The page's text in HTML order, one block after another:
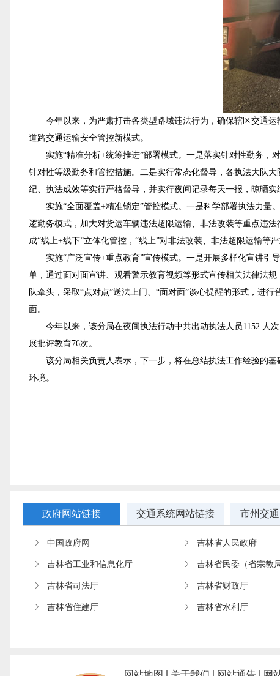
今年以来，为严肃打击各类型路域违法行为，确保辖区交通运
道路交通运输安全管控新模式。
实施“精准分析+统筹推进”部署模式。一是落实针对性勤务，
针对性等级勤务和管控措施。二是实行常态化督导，各执法大队
纪、执法成效等实行严格督导，并实行夜间记录每天一报，晾晒实
实施“全面覆盖+精准锁定”管控模式。一是科学部署执法力量
逻勤务模式，加大对货运车辆违法超限运输、非法改装等重点违
成“线上+线下”立体化管控，“线上”对非法改装、非法超限运输等
实施“广泛宣传+重点教育”宣传模式。一是开展多样化宣讲引
单，通过面对面宣讲、观看警示教育视频等形式宣传相关法律法
队牵头，采取“点对点”送法上门、“面对面”谈心提醒的形式，进
面。
今年以来，该分局在夜间执法行动中共出动执法人员1152 人次
展批评教育76次。
该分局相关负责人表示，下一步，将在总结执法工作经验的基
环境。
政府网站链接 交通系统网站链接 市州交
中国政府网 吉林省人民政府
吉林省工业和信息化厅 吉林省民委（省宗教局
吉林省司法厅 吉林省财政厅
吉林省住建厅 吉林省水利厅